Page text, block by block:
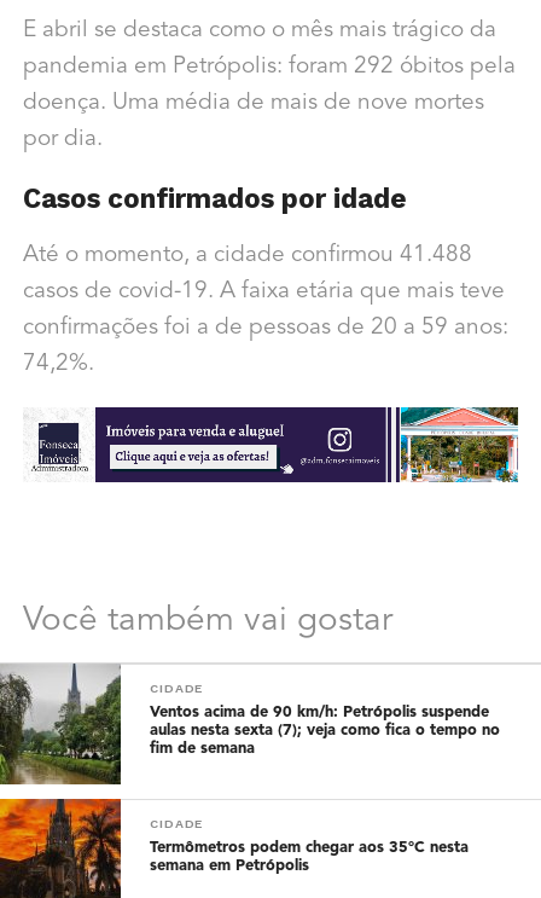
E abril se destaca como o mês mais trágico da
pandemia em Petrópolis: foram 292 óbitos pela
doença. Uma média de mais de nove mortes
por dia.
Casos confirmados por idade
Até o momento, a cidade confirmou 41.488
casos de covid-19. A faixa etária que mais teve
confirmações foi a de pessoas de 20 a 59 anos:
74,2%.
Você também vai gostar
CIDADE
Ventos acima de 90 km/h: Petrópolis suspende
aulas nesta sexta (7); veja como fica o tempo no
fim de semana
CIDADE
Termômetros podem chegar aos 35°C nesta
semana em Petrópolis